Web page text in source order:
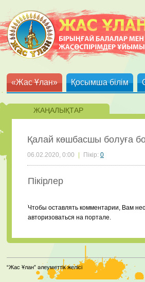
«Жас Ұлан» Қосымша білім
ЖАҢАЛЫҚТАР
Қалай көшбасшы болуға
06.02.2020, 0:00 Пікір: 0
Пікірлер
Чтобы оставлять комментарии, Вам
авторизоваться на портале.
“Жас Ұлан” әлеуметтік желісі